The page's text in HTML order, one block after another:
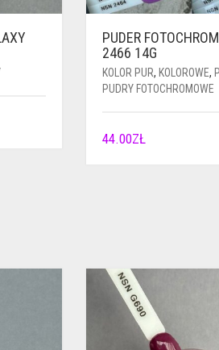
PUDER
2466 14G
KOLOR PUR, KOLOROWE,
PUDRY FOTOCHROMOWE
44.00ZŁ